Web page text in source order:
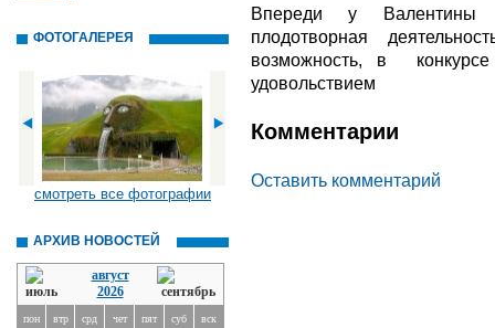
ФОТОГАЛЕРЕЯ
смотреть все фотографии
АРХИВ НОВОСТЕЙ
август
2026
пон втр срд чет пят суб вск
Впереди у Валентины
плодотворная
возможность, в конкурсе
удовольствием
Комментарии
Оставить комментарий